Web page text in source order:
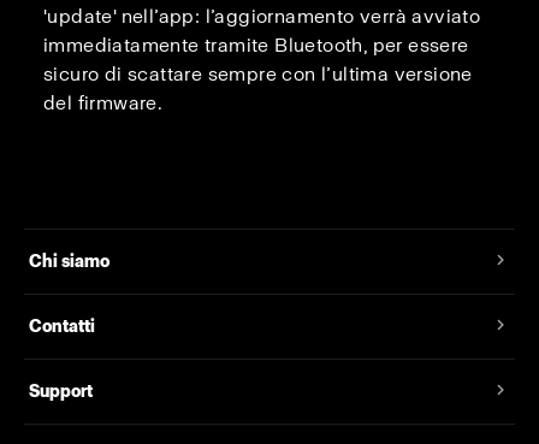
'update' nell’app: l’aggiornamento verrà avviato
immediatamente tramite Bluetooth, per essere
sicuro di scattare sempre con l’ultima versione
del firmware.
Chi siamo
Contatti
Support